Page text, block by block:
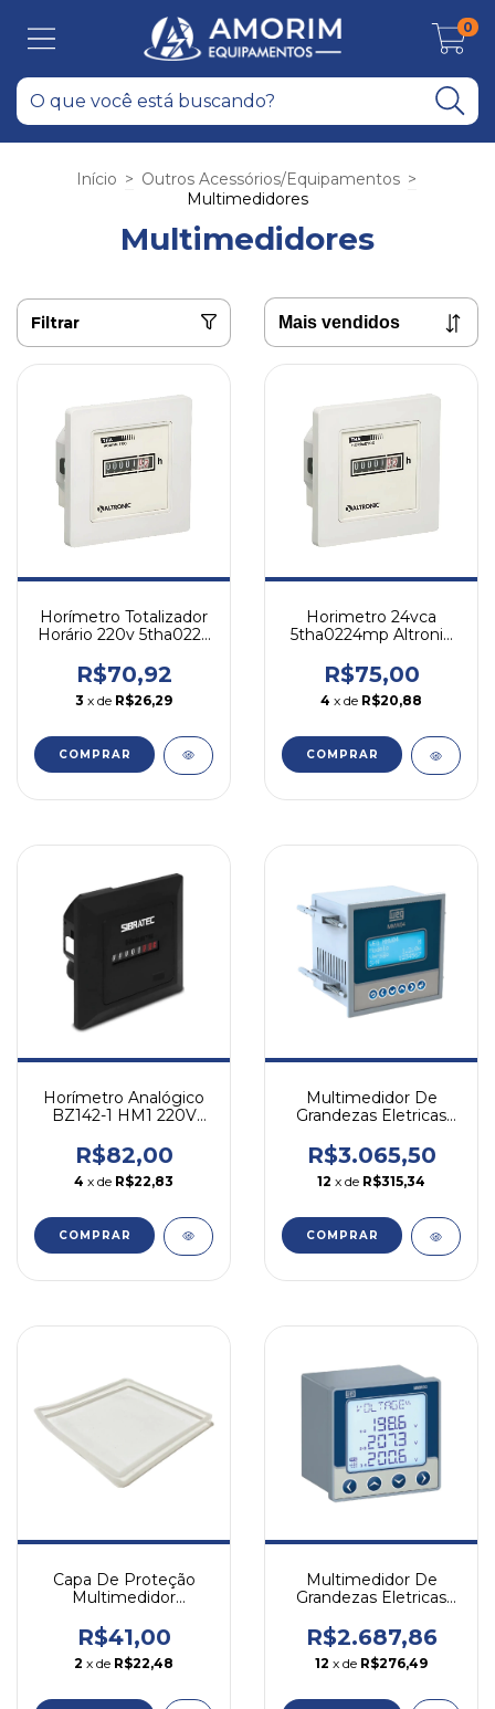
0
Início > Outros Acessórios/Equipamentos >
Multimedidores
Multimedidores
Filtrar
Horímetro Totalizador
Horário 220v 5tha0222
R$70,92
3 x de R$26,29
Horimetro 24vca
5tha0224mp Altronic
R$75,00
4 x de R$20,88
Horímetro Analógico
BZ142-1 HM1 220V
R$82,00
4 x de R$22,83
Multimedidor De
Grandezas Eletricas
85-300 Vca/vcc
R$3.065,50
12 x de R$315,34
COMPRAR
Capa De Proteção
Multimedidor
Transparente
R$41,00
2 x de R$22,48
Multimedidor De
Grandezas Eletricas
Na
R$2.687,86
12 x de R$276,49